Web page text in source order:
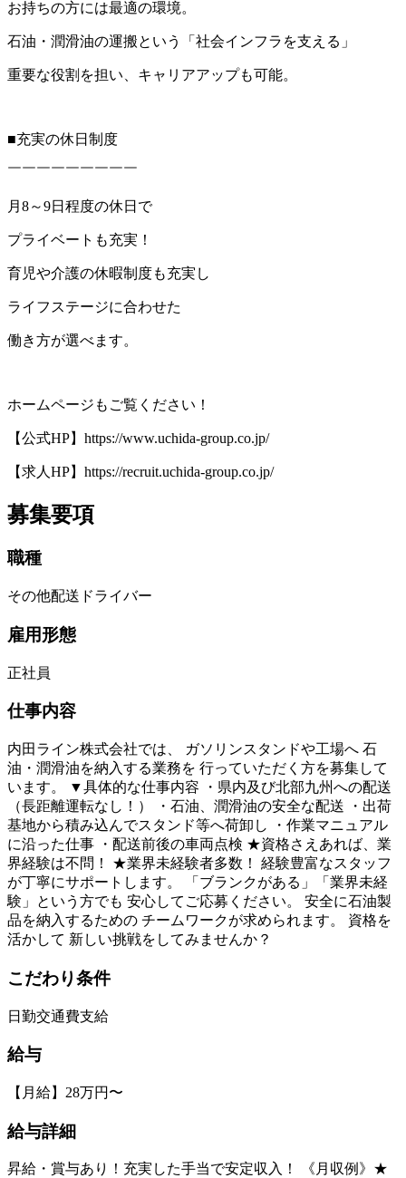
お持ちの方には最適の環境。
石油・潤滑油の運搬という「社会インフラを支える」
重要な役割を担い、キャリアアップも可能。
■充実の休日制度
￣￣￣￣￣￣￣￣￣
月8～9日程度の休日で
プライベートも充実！
育児や介護の休暇制度も充実し
ライフステージに合わせた
働き方が選べます。
ホームページもご覧ください！
【公式HP】https://www.uchida-group.co.jp/
【求人HP】https://recruit.uchida-group.co.jp/
募集要項
職種
その他配送ドライバー
雇用形態
正社員
仕事内容
内田ライン株式会社では、 ガソリンスタンドや工場へ 石
油・潤滑油を納入する業務を 行っていただく方を募集して
います。 ▼具体的な仕事内容 ・県内及び北部九州への配送
（長距離運転なし！） ・石油、潤滑油の安全な配送 ・出荷
基地から積み込んでスタンド等へ荷卸し ・作業マニュアル
に沿った仕事 ・配送前後の車両点検 ★資格さえあれば、業
界経験は不問！ ★業界未経験者多数！ 経験豊富なスタッフ
が丁寧にサポートします。 「ブランクがある」「業界未経
験」という方でも 安心してご応募ください。 安全に石油製
品を納入するための チームワークが求められます。 資格を
活かして 新しい挑戦をしてみませんか？
こだわり条件
日勤交通費支給
給与
【月給】28万円〜
給与詳細
昇給・賞与あり！充実した手当で安定収入！ 《月収例》★